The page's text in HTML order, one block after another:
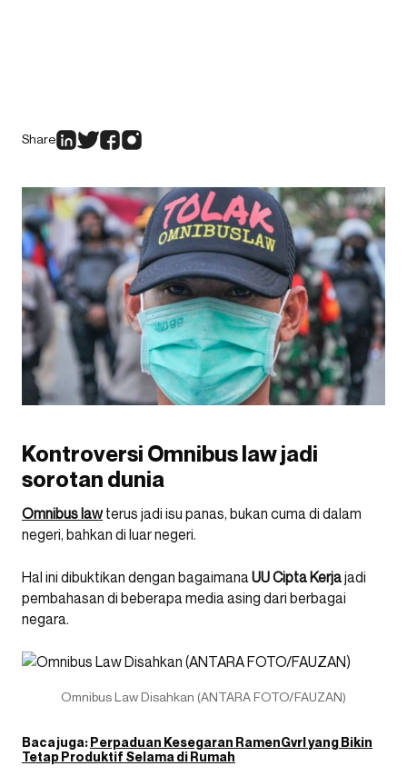
Share
Kontroversi Omnibus law jadi
sorotan dunia
Omnibus lawterus jadi isu panas, bukan cuma di dalam
negeri, bahkan di luar negeri.
Hal ini dibuktikan dengan bagaimanaUU Cipta Kerjajadi
pembahasan di beberapa media asing dari berbagai
negara.
Omnibus Law Disahkan (ANTARA FOTO/FAUZAN)
Baca juga:Perpaduan Kesegaran RamenGvrl yang Bikin
Tetap Produktif Selama di Rumah